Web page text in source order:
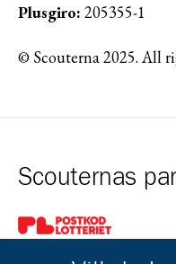
Plusgiro: 205355-1
© Scouterna 2025. All
Scouternas
Gå till pl_50